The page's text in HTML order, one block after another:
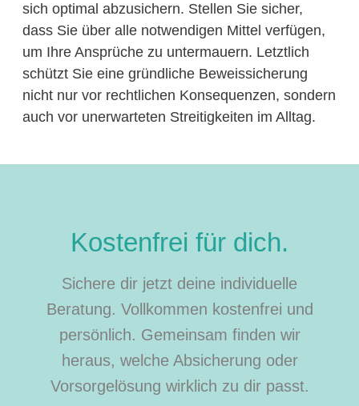
sich optimal abzusichern. Stellen Sie sicher,
dass Sie über alle notwendigen Mittel verfügen,
um Ihre Ansprüche zu untermauern. Letztlich
schützt Sie eine gründliche Beweissicherung
nicht nur vor rechtlichen Konsequenzen, sondern
auch vor unerwarteten Streitigkeiten im Alltag.
Kostenfrei für dich.
Sichere dir jetzt deine individuelle
Beratung. Vollkommen kostenfrei und
persönlich. Gemeinsam finden wir
heraus, welche Absicherung oder
Vorsorgelösung wirklich zu dir passt.